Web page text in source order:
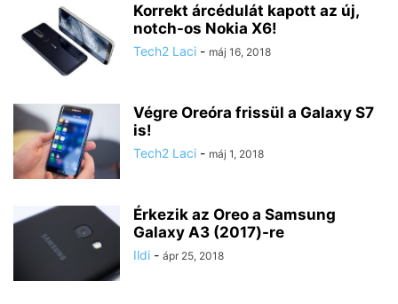
Korrekt árcédulát kapott az új,
notch-os Nokia X6!
Tech2 Laci - máj 16, 2018
Végre Oreóra frissül a Galaxy S7
is!
Tech2 Laci - máj 1, 2018
Érkezik az Oreo a Samsung
Galaxy A3 (2017)-re
Ildi - ápr 25, 2018